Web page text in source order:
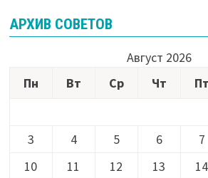
АРХИВ СОВЕТОВ
Август 2026
Пн
Вт Ср Чт Пт
3
4 5 6 7
10
11 12 13 14